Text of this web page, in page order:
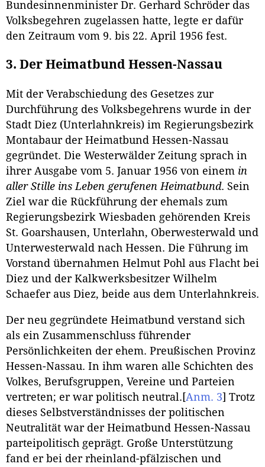
Bundesinnenminister Dr. Gerhard Schröder das
Volksbegehren zugelassen hatte, legte er dafür
den Zeitraum vom 9. bis 22. April 1956 fest.
3. Der Heimatbund Hessen-Nassau
Mit der Verabschiedung des Gesetzes zur
Durchführung des Volksbegehrens wurde in der
Stadt Diez (Unterlahnkreis) im Regierungsbezirk
Montabaur der Heimatbund Hessen-Nassau
gegründet. Die Westerwälder Zeitung sprach in
ihrer Ausgabe vom 5. Januar 1956 von einem in
aller Stille ins Leben gerufenen Heimatbund. Sein
Ziel war die Rückführung der ehemals zum
Regierungsbezirk Wiesbaden gehörenden Kreis
St. Goarshausen, Unterlahn, Oberwesterwald und
Unterwesterwald nach Hessen. Die Führung im
Vorstand übernahmen Helmut Pohl aus Flacht bei
Diez und der Kalkwerksbesitzer Wilhelm
Schaefer aus Diez, beide aus dem Unterlahnkreis.
Der neu gegründete Heimatbund verstand sich
als ein Zusammenschluss führender
Persönlichkeiten der ehem. Preußischen Provinz
Hessen-Nassau. In ihm waren alle Schichten des
Volkes, Berufsgruppen, Vereine und Parteien
vertreten; er war politisch neutral. [Anm. 3] Trotz
dieses Selbstverständnisses der politischen
Neutralität war der Heimatbund Hessen-Nassau
parteipolitisch geprägt. Große Unterstützung
fand er bei der rheinland-pfälzischen und